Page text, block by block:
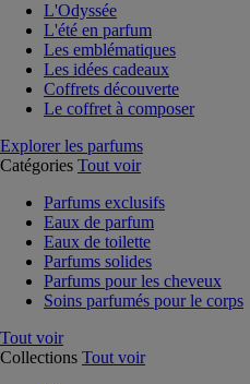
L'Odyssée
L'été en parfum
Les emblématiques
Les idées cadeaux
Coffrets découverte
Le coffret à composer
Explorer les parfums
Catégories Tout voir
Parfums exclusifs
Eaux de parfum
Eaux de toilette
Parfums solides
Parfums pour les cheveux
Soins parfumés pour le corps
Tout voir
Collections Tout voir